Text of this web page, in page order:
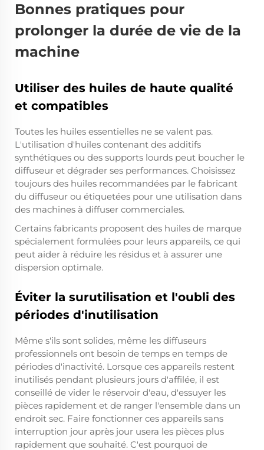
Bonnes pratiques pour
prolonger la durée de vie de la
machine
Utiliser des huiles de haute qualité
et compatibles
Toutes les huiles essentielles ne se valent pas.
L'utilisation d'huiles contenant des additifs
synthétiques ou des supports lourds peut boucher le
diffuseur et dégrader ses performances. Choisissez
toujours des huiles recommandées par le fabricant
du diffuseur ou étiquetées pour une utilisation dans
des machines à diffuser commerciales.
Certains fabricants proposent des huiles de marque
spécialement formulées pour leurs appareils, ce qui
peut aider à réduire les résidus et à assurer une
dispersion optimale.
Éviter la surutilisation et l'oubli des
périodes d'inutilisation
Même s'ils sont solides, même les diffuseurs
professionnels ont besoin de temps en temps de
périodes d'inactivité. Lorsque ces appareils restent
inutilisés pendant plusieurs jours d'affilée, il est
conseillé de vider le réservoir d'eau, d'essuyer les
pièces rapidement et de ranger l'ensemble dans un
endroit sec. Faire fonctionner ces appareils sans
interruption jour après jour usera les pièces plus
rapidement que souhaité. C'est pourquoi de